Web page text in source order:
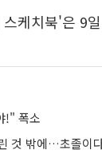
케치북'은 9
!" 폭소
것 밖에…초졸이